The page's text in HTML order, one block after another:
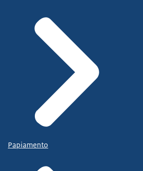
Papiamento